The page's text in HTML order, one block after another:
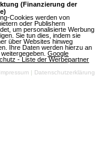
(Finanzierung der
Cookies werden von
oder Publishern
um personalisierte Werbung
Sie tun dies, indem sie
über Websites hinweg
Ihre Daten werden hierzu an
weitergegeben.Google
- Liste der Werbepartner
Impressum | Datenschutzerklärung